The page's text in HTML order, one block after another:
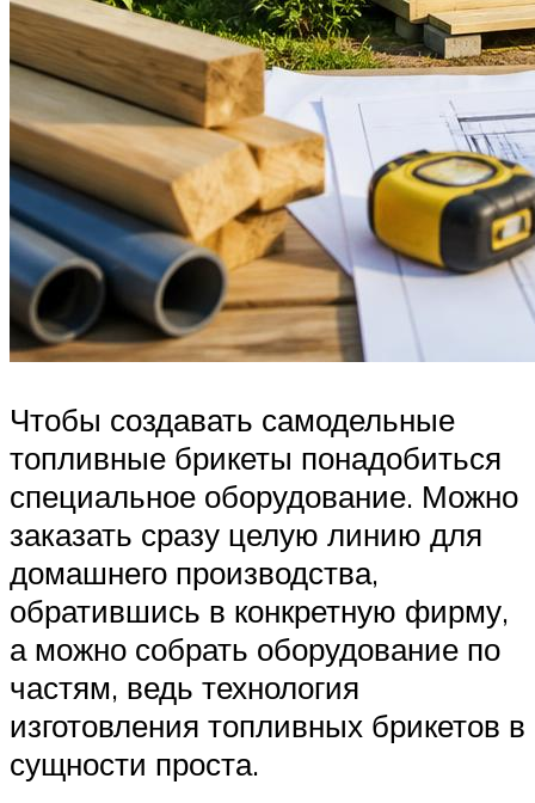
Чтобы создавать самодельные
топливные брикеты понадобиться
специальное оборудование. Можно
заказать сразу целую линию для
домашнего производства,
обратившись в конкретную фирму,
а можно собрать оборудование по
частям, ведь технология
изготовления топливных брикетов в
сущности проста.